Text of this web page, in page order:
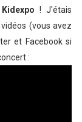
Kidexpo ! J'étais
(vous avez
et Facebook si
: